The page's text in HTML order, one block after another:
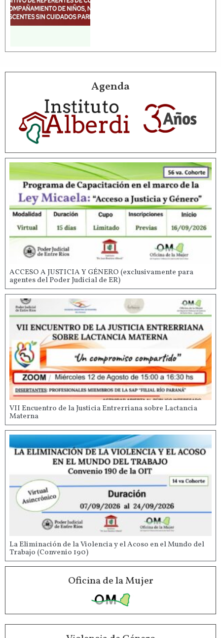
Agenda
ACCESO A JUSTICIA Y GÉNERO (exclusivamente para
agentes del Poder Judicial de ER)
VII Encuentro de la Justicia Entrerriana sobre Lactancia
Materna
La Eliminación de la Violencia y el Acoso en el Mundo del
Trabajo (Convenio 190)
Oficina de la Mujer